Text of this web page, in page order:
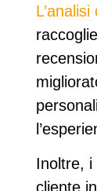
Inoltre, i
cliente